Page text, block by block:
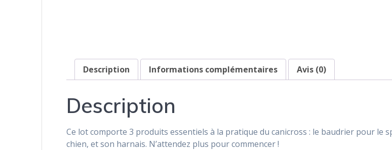
Description Informations complémentaires Avis (0)
Description
Ce lot comporte 3 produits essentiels à la pratique du canicross : le baudrier pour
chien, et son harnais. N’attendez plus pour commencer !